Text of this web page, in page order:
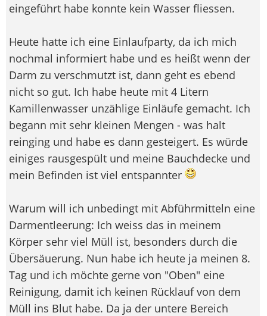
eingeführt habe konnte kein Wasser fliessen.
Heute hatte ich eine Einlaufparty, da ich mich
nochmal informiert habe und es heißt wenn der
Darm zu verschmutzt ist, dann geht es ebend
nicht so gut. Ich habe heute mit 4 Litern
Kamillenwasser unzählige Einläufe gemacht. Ich
begann mit sehr kleinen Mengen - was halt
reinging und habe es dann gesteigert. Es würde
einiges rausgespült und meine Bauchdecke und
mein Befinden ist viel entspannter
Warum will ich unbedingt mit Abführmitteln eine
Darmentleerung: Ich weiss das in meinem
Körper sehr viel Müll ist, besonders durch die
Übersäuerung. Nun habe ich heute ja meinen 8.
Tag und ich möchte gerne von "Oben" eine
Reinigung, damit ich keinen Rücklauf von dem
Müll ins Blut habe. Da ja der untere Bereich